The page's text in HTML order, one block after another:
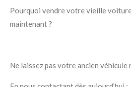
Pourquoi vendre votre vieille
maintenant ?
Ne laissez pas votre ancien